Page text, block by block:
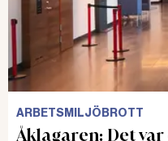
ARBETSMILJÖBROTT
Åklagaren: Det